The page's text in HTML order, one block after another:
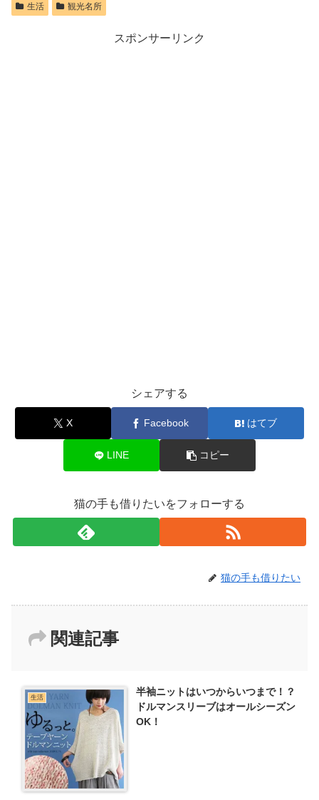
生活 観光名所
スポンサーリンク
シェアする
X Facebook はてブ
LINE コピー
猫の手も借りたいをフォローする
猫の手も借りたい
関連記事
生活
半袖ニットはいつからいつまで！？
ドルマンスリーブはオールシーズン
OK！